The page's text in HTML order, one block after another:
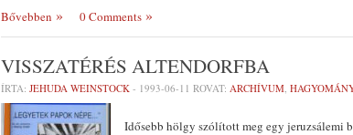
Bővebben 0 Comments
VISSZATÉRÉS ALTENDORFBA
ÍRTA: JEHUDA WEINSTOCK - 1993-06-11 ROVAT: ARCHÍVUM,
Idősebb hölgy szólított meg egy jeruzsálemi